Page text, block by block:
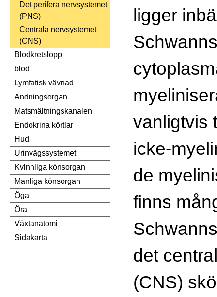
Det perifera nervsystemet
(PNS)
Centrala nervsystemet
(CNS)
Blodkretslopp
blod
Lymfatisk vävnad
Andningsorgan
Matsmältningskanalen
Endokrina körtlar
Hud
Urinvägssystemet
Kvinnliga könsorgan
Manliga könsorgan
Öga
Öra
Växtanatomi
Sidakarta
ligger
vanligtvis
icke-
de
finns
det
(CNS)